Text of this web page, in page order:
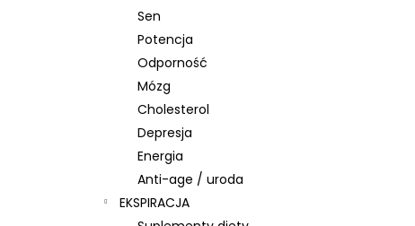
Sen
Potencja
Odporność
Mózg
Cholesterol
Depresja
Energia
Anti-age / uroda
EKSPIRACJA